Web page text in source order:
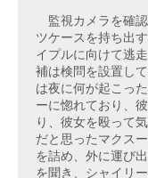
監視カメラを確
ツケースを持ち出
イプルに向けて逃
補は検問を設置し
は夜に何が起こっ
ーに惚れており、
り、彼女を殴って
だと思ったマクス
を詰め、外に運び
を聞き、シャイリ